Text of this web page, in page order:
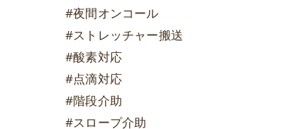
#夜間オンコール
#ストレッチャー搬送
#酸素対応
#点滴対応
#階段介助
#スロープ介助